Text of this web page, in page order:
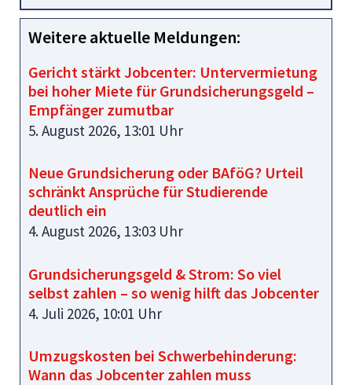
Weitere aktuelle Meldungen:
Gericht stärkt Jobcenter: Untervermietung
bei hoher Miete für Grundsicherungsgeld –
Empfänger zumutbar
5. August 2026, 13:01 Uhr
Neue Grundsicherung oder BAföG? Urteil
schränkt Ansprüche für Studierende
deutlich ein
4. August 2026, 13:03 Uhr
Grundsicherungsgeld & Strom: So viel
selbst zahlen – so wenig hilft das Jobcenter
4. Juli 2026, 10:01 Uhr
Umzugskosten bei Schwerbehinderung:
Wann das Jobcenter zahlen muss